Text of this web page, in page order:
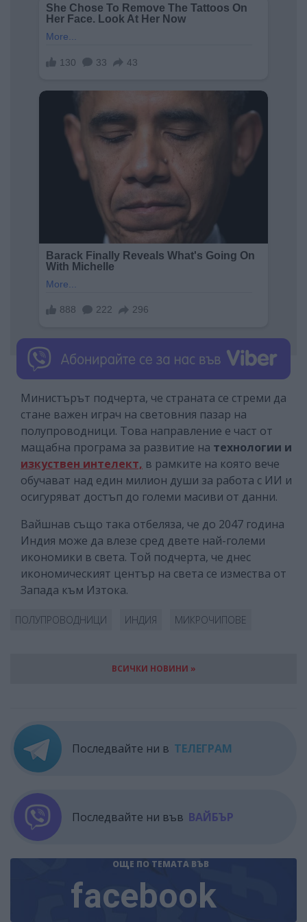
Министърът подчерта, че страната се стреми да
стане важен играч на световния пазар на
полупроводници. Това направление е част от
мащабна програма за развитие на технологии и
изкуствен интелект, в рамките на която вече
обучават над един милион души за работа с ИИ и
осигуряват достъп до големи масиви от данни.
Вайшнав също така отбеляза, че до 2047 година
Индия може да влезе сред двете най-големи
икономики в света. Той подчерта, че днес
икономическият център на света се измества от
Запада към Изтока.
ПОЛУПРОВОДНИЦИ ИНДИЯ МИКРОЧИПОВЕ
ВСИЧКИ НОВИНИ »
Последвайте ни в ТЕЛЕГРАМ
Последвайте ни във ВАЙБЪР
ОЩЕ ПО ТЕМАТА ВЪВ
facebook